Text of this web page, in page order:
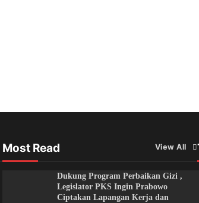
Most Read View All
Dukung Program Perbaikan Gizi ,
Legislator PKS Ingin Prabowo
Ciptakan Lapangan Kerja dan